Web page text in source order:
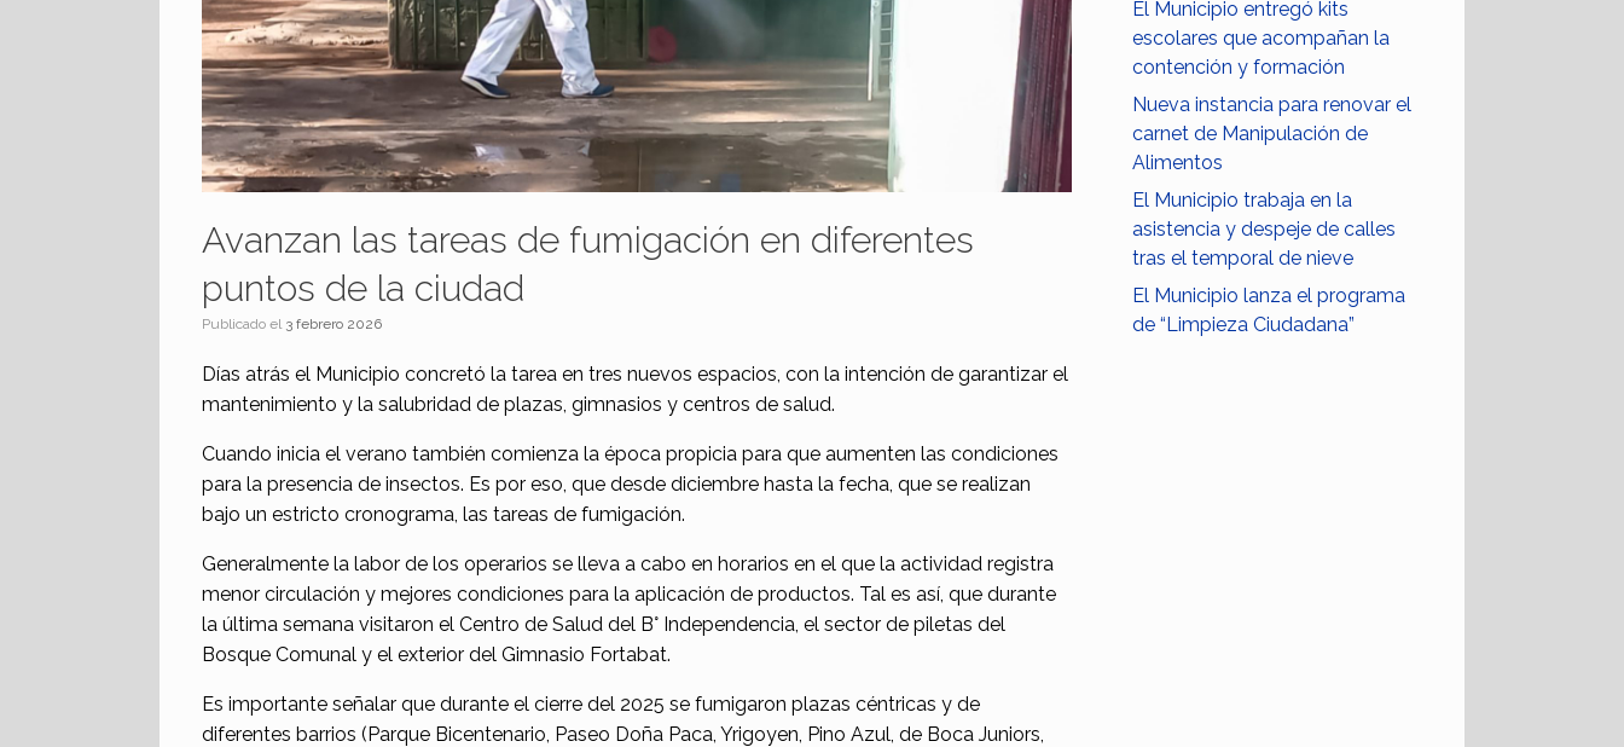
Avanzan las tareas de fumigación en diferentes
puntos de la ciudad
Publicado el 3 febrero 2026
Días atrás el Municipio concretó la tarea en tres nuevos espacios, con la intención de garantizar el
mantenimiento y la salubridad de plazas, gimnasios y centros de salud.
Cuando inicia el verano también comienza la época propicia para que aumenten las condiciones
para la presencia de insectos. Es por eso, que desde diciembre hasta la fecha, que se realizan
bajo un estricto cronograma, las tareas de fumigación.
Generalmente la labor de los operarios se lleva a cabo en horarios en el que la actividad registra
menor circulación y mejores condiciones para la aplicación de productos. Tal es así, que durante
la última semana visitaron el Centro de Salud del B° Independencia, el sector de piletas del
Bosque Comunal y el exterior del Gimnasio Fortabat.
Es importante señalar que durante el cierre del 2025 se fumigaron plazas céntricas y de
diferentes barrios (Parque Bicentenario, Paseo Doña Paca, Yrigoyen, Pino Azul, de Boca Juniors,
El Municipio entregó kits
escolares que acompañan la
contención y formación
Nueva instancia para renovar el
carnet de Manipulación de
Alimentos
El Municipio trabaja en la
asistencia y despeje de calles
tras el temporal de nieve
El Municipio lanza el programa
de “Limpieza Ciudadana”